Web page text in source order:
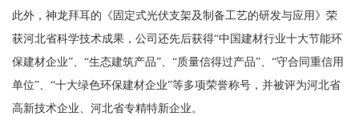
此外，神龙拜耳的《固定式光伏支架及制备工艺的研发与应用》荣
获河北省科学技术成果，公司还先后获得“中国建材行业十大节能环
保建材企业”、“生态建筑产品”、“质量信得过产品”、“守合同重信用
单位”、“十大绿色环保建材企业”等多项荣誉称号，并被评为河北省
高新技术企业、河北省专精特新企业。